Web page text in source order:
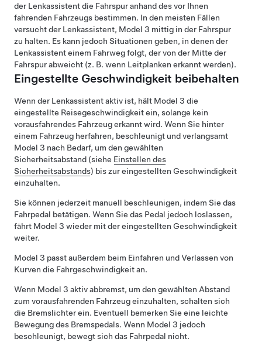
der Lenkassistentdie Fahrspur anhand des vor Ihnen
fahrenden Fahrzeugs bestimmen. In den meisten Fällen
versucht der Lenkassistent, Model 3 mittig in der Fahrspur
zu halten. Es kann jedoch Situationen geben, in denen der
Lenkassistenteinem Fahrweg folgt, der von der Mitte der
Fahrspur abweicht (z. B. wenn Leitplanken erkannt werden).
Eingestellte Geschwindigkeit beibehalten
Wenn der Lenkassistentaktiv ist, hält Model 3 die
eingestellte Reisegeschwindigkeit ein, solange kein
vorausfahrendes Fahrzeug erkannt wird. Wenn Sie hinter
einem Fahrzeug herfahren, beschleunigt und verlangsamt
Model 3 nach Bedarf, um den gewählten
Sicherheitsabstand (siehe Einstellen des
Sicherheitsabstands) bis zur eingestellten Geschwindigkeit
einzuhalten.
Sie können jederzeit manuell beschleunigen, indem Sie das
Fahrpedal betätigen. Wenn Sie das Pedal jedoch loslassen,
fährt Model 3 wieder mit der eingestellten Geschwindigkeit
weiter.
Model 3 passt außerdem beim Einfahren und Verlassen von
Kurven die Fahrgeschwindigkeit an.
Wenn Model 3 aktiv abbremst, um den gewählten Abstand
zum vorausfahrenden Fahrzeug einzuhalten, schalten sich
die Bremslichter ein. Eventuell bemerken Sie eine leichte
Bewegung des Bremspedals. Wenn Model 3 jedoch
beschleunigt, bewegt sich das Fahrpedal nicht.